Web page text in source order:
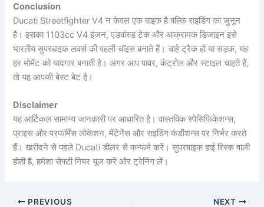
Conclusion
Ducati Streetfighter V4 न केवल एक बाइक है बल्कि राइडिंग का जुनून
है। इसका 1103cc V4 इंजन, एडवांस्ड टेक और आक्रामक डिजाइन इसे
भारतीय सुपरबाइक लवर्स की पहली चॉइस बनाते हैं। चाहे ट्रैक हो या सड़क, यह
हर मोमेंट को यादगार बनाती है। अगर आप पावर, कंट्रोल और स्टाइल चाहते हैं,
तो यह आपकी बेस्ट बेट है।
Disclaimer
यह आर्टिकल सामान्य जानकारी पर आधारित है। वास्तविक स्पेसिफिकेशन्स,
प्राइस और परफॉर्मेंस लोकेशन, मेंटेनेंस और राइडिंग कंडीशन्स पर निर्भर करते
हैं। खरीदने से पहले Ducati डीलर से कन्फर्म करें। सुपरबाइक हाई रिस्क वाली
होती है, हमेशा सेफ्टी गियर यूज करें और ट्रेनिंग लें।
PREVIOUS NEXT